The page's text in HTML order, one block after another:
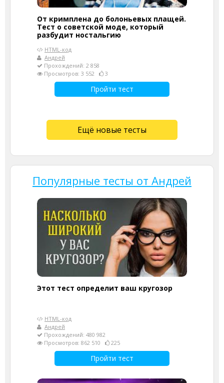
От кримплена до болоньевых плащей.
Тест о советской моде, который
разбудит ностальгию
HTML-код
Андрей
Прохождений: 2 858
Просмотров: 3 552
3
Пройти тест
Ещё новые тесты
Популярные тесты от Андрей
Этот тест определит ваш кругозор
HTML-код
Андрей
Прохождений: 480 982
Просмотров: 862 510
225
Пройти тест